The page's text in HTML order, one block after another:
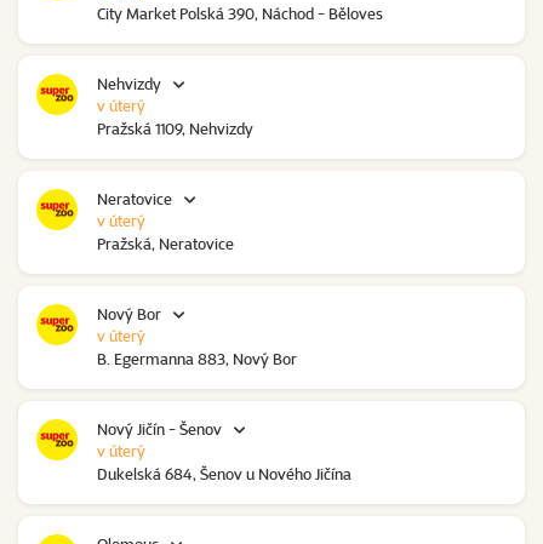
City Market Polská 390, Náchod - Běloves
Nehvizdy
Pražská 1109, Nehvizdy
v úterý
Neratovice
Pražská, Neratovice
v úterý
Nový Bor
B. Egermanna 883, Nový Bor
v úterý
Nový Jičín - Šenov
Dukelská 684, Šenov u Nového Jičína
v úterý